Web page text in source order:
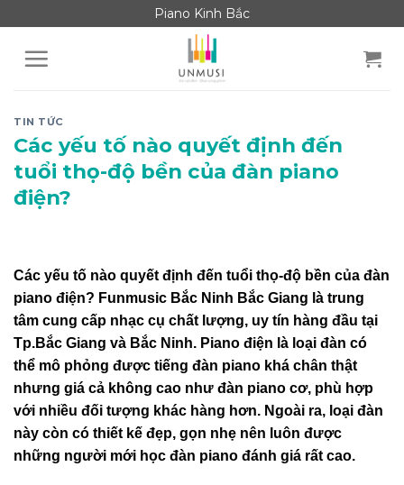
to
content
Piano Kinh Bắc
TIN TỨC
Các yếu tố nào quyết định đến
tuổi thọ-độ bền của đàn piano
điện?
Các yếu tố nào quyết định đến tuổi thọ-độ bền của đàn
piano điện? Funmusic Bắc Ninh Bắc Giang là trung
tâm cung cấp nhạc cụ chất lượng, uy tín hàng đầu tại
Tp.Bắc Giang và Bắc Ninh. Piano điện là loại đàn có
thể mô phỏng được tiếng đàn piano khá chân thật
nhưng giá cả không cao như đàn piano cơ, phù hợp
với nhiều đối tượng khác hàng hơn. Ngoài ra, loại đàn
này còn có thiết kế đẹp, gọn nhẹ nên luôn được
những người mới học đàn piano đánh giá rất cao.